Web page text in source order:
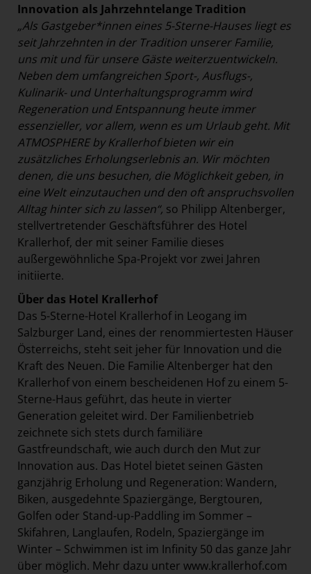
Innovation als Jahrzehntelange Tradition
„Als Gastgeber*innen eines 5-Sterne-Hauses liegt es
seit Jahrzehnten in der Tradition unserer Familie,
uns mit und für unsere Gäste weiterzuentwickeln.
Neben dem umfangreichen Sport-, Ausflugs-,
Kulinarik- und Unterhaltungsprogramm wird
Regeneration und Entspannung heute immer
essenzieller, vor allem, wenn es um Urlaub geht. Mit
ATMOSPHERE by Krallerhof bieten wir ein
zusätzliches Erholungserlebnis an. Wir möchten
denen, die uns besuchen, die Möglichkeit geben, in
eine Welt einzutauchen und den oft anspruchsvollen
Alltag hinter sich zu lassen“, so Philipp Altenberger,
stellvertretender Geschäftsführer des Hotel
Krallerhof, der mit seiner Familie dieses
außergewöhnliche Spa-Projekt vor zwei Jahren
initiierte.
Über das Hotel Krallerhof
Das 5-Sterne-Hotel Krallerhof in Leogang im
Salzburger Land, eines der renommiertesten Häuser
Österreichs, steht seit jeher für Innovation und die
Kraft des Neuen. Die Familie Altenberger hat den
Krallerhof von einem bescheidenen Hof zu einem 5-
Sterne-Haus geführt, das heute in vierter
Generation geleitet wird. Der Familienbetrieb
zeichnete sich stets durch familiäre
Gastfreundschaft, wie auch durch den Mut zur
Innovation aus. Das Hotel bietet seinen Gästen
ganzjährig Erholung und Regeneration: Wandern,
Biken, ausgedehnte Spaziergänge, Bergtouren,
Golfen oder Stand-up-Paddling im Sommer –
Skifahren, Langlaufen, Rodeln, Spaziergänge im
Winter – Schwimmen ist im Infinity 50 das ganze Jahr
über möglich. Mehr dazu unter www.krallerhof.com